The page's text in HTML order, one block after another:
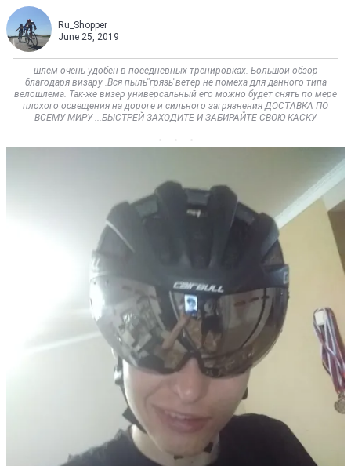
Ru_Shopper
June 25, 2019
шлем очень удобен в поседневных тренировках. Большой обзор
благодаря визару .Вся пыль"грязь"ветер не помеха для данного типа
велошлема. Так-же визер универсальный его можно будет снять по мере
плохого освещения на дороге и сильного загрязнения ДОСТАВКА ПО
ВСЕМУ МИРУ ...БЫСТРЕЙ ЗАХОДИТЕ И ЗАБИРАЙТЕ СВОЮ КАСКУ